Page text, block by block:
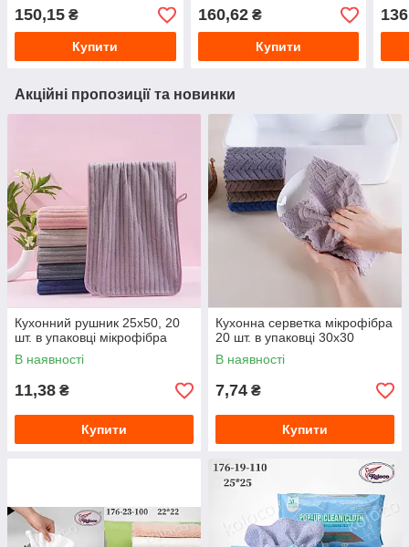
150,15 ₴
Купити
160,62₴
Купити
Акційні пропозиції та новинки
Кухонний рушник 25х50, 20
шт. в упаковці мікрофібра
В наявності
11,38 ₴
Купити
Кухонна серветка мікрофібра
20 шт. в упаковці 30х30
В наявності
7,74 ₴
Купити